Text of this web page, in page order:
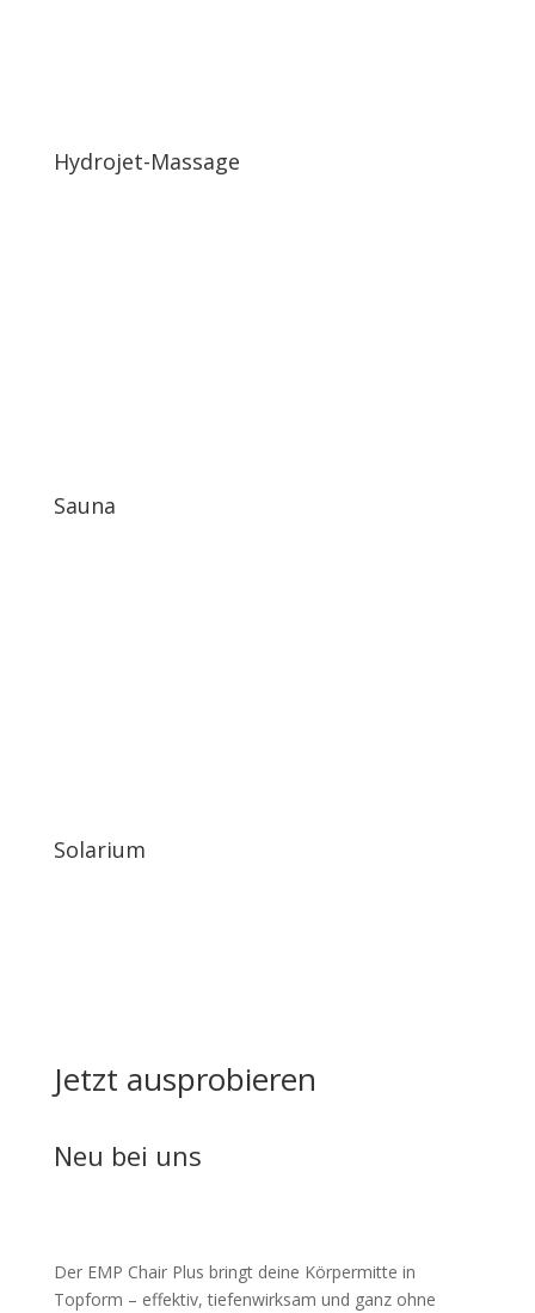
Hydrojet-Massage
Sauna
Solarium
Jetzt ausprobieren
Neu bei uns
Der EMP Chair Plus bringt deine Körpermitte in
Topform – effektiv, tiefenwirksam und ganz ohne